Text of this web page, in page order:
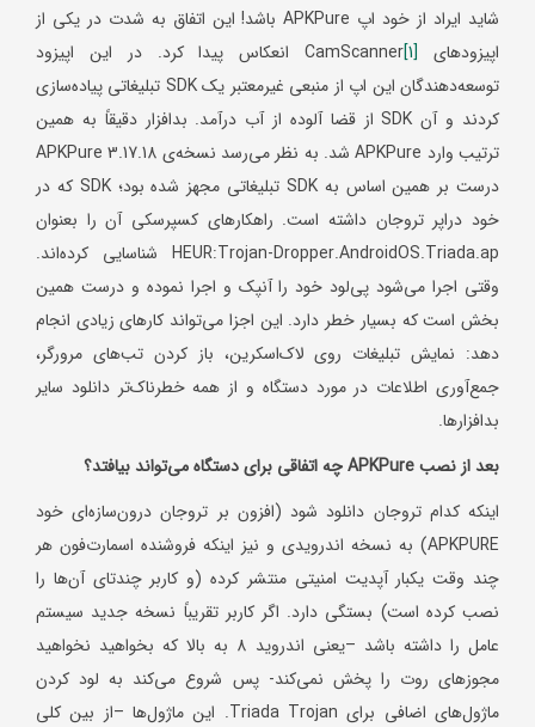
شاید ایراد از خود اپ APKPure باشد! این اتفاق به شدت در یکی از
اپیزودهای CamScanner [1]
انعکاس پیدا کرد. در این اپیزود
توسعه‌دهندگان این اپ از منبعی غیرمعتبر یک SDK تبلیغاتی پیاده‌سازی
کردند و آن SDK از قضا آلوده از آب درآمد. بدافزار دقیقاً به همین
ترتیب وارد APKPure شد. به نظر می‌رسد نسخه‌ی 3.17.18 APKPure
درست بر همین اساس به SDK تبلیغاتی مجهز شده بود؛ SDK که در
خود دراپر تروجان داشته است. راهکارهای کسپرسکی آن را بعنوان
HEUR:Trojan-Dropper.AndroidOS.Triada.ap شناسایی کرده‌اند.
وقتی اجرا می‌شود پی‌لود خود را آنپک و اجرا نموده و درست همین
بخش است که بسیار خطر دارد. این اجزا می‌تواند کارهای زیادی انجام
دهد: نمایش تبلیغات روی لاک‌اسکرین، باز کردن تب‌های مرورگر،
جمع‌آوری اطلاعات در مورد دستگاه و از همه خطرناک‌تر دانلود سایر
بدافزارها.
بعد از نصبAPKPureچه اتفاقی برای دستگاه می‌تواند بیافتد؟
اینکه کدام تروجان دانلود شود (افزون بر تروجان درون‌سازه‌ای خود
APKPURE) به نسخه اندرویدی و نیز اینکه فروشنده اسمارت‌فون هر
چند وقت یکبار آپدیت امنیتی منتشر کرده (و کاربر چندتای آن‌ها را
نصب کرده است) بستگی دارد. اگر کاربر تقریباً نسخه جدید سیستم
عامل را داشته باشد –یعنی اندروید 8 به بالا که بخواهید نخواهید
مجوزهای روت را پخش نمی‌کند- پس شروع می‌کند به لود کردن
ماژول‌های اضافی برای Triada Trojan. این ماژول‌ها –از بین کلی